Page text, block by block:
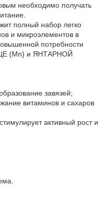
необходимо получать
полный набор легко
и микроэлементов в
потребности
(Mn) и ЯНТАРНОЙ
завязей;
витаминов и сахаров
активный рост и